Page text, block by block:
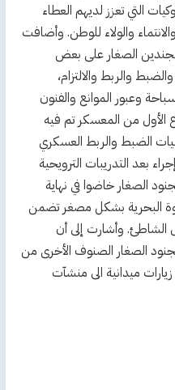
التي تعزز لديهم العطاء
والولاء للوطن. وأضافت
الصغار على بعض
والربط والالتزام،
وعبور الموانع والفنون
الأول من المعسكر تم فيه
الضبط والربط العسكري
بعد التدريبات الترويحية
الصغار خاضوا في نهاية
البحرية بشكل مصغر تضمن
الشاطئ. وأشارت إلى أن
الصغار الصنوف الأخرى من
ميدانية الى منشآت